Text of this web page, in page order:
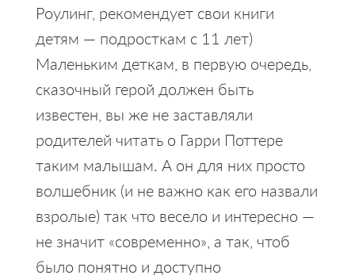
Роулинг, рекомендует свои книги
детям — подросткам с 11 лет)
Маленьким деткам, в первую очередь,
сказочный герой должен быть
известен, вы же не заставляли
родителей читать о Гарри Поттере
таким малышам. А он для них просто
волшебник (и не важно как его назвали
взролые) так что весело и интересно —
не значит «современно», а так, чтоб
было понятно и доступно